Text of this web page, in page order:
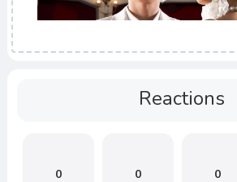
Reactions
0 0 0